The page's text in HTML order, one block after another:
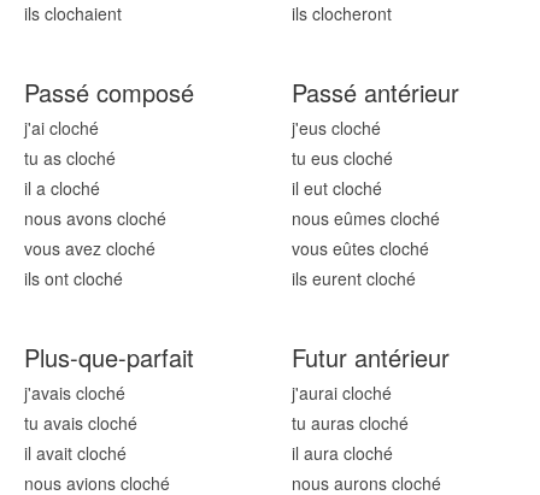
ils clochaient
ils clocheront
Passé composé
j'ai cloché
tu as cloché
il a cloché
nous avons cloché
vous avez cloché
ils ont cloché
Passé antérieur
j'eus cloché
tu eus cloché
il eut cloché
nous eûmes cloché
vous eûtes cloché
ils eurent cloché
Plus-que-parfait
j'avais cloché
tu avais cloché
il avait cloché
nous avions cloché
Futur antérieur
j'aurai cloché
tu auras cloché
il aura cloché
nous aurons cloché